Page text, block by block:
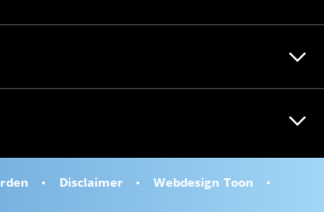
Disclaimer
Webdesign Toon